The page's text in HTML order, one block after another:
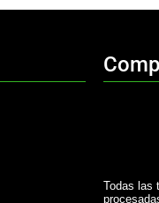
Todas las